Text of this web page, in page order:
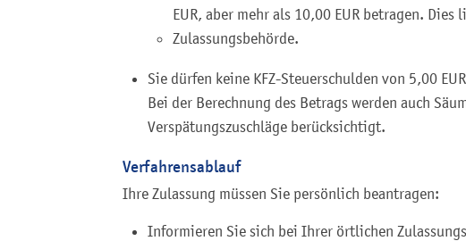
EUR, aber mehr als 10,00 EUR betragen. Dies
Zulassungsbehörde.
Sie dürfen keine KFZ-Steuerschulden von 5,00
Bei der Berechnung des Betrags werden auch
Verspätungszuschläge berücksichtigt.
Verfahrensablauf
Ihre Zulassung müssen Sie persönlich beantragen:
Informieren Sie sich bei Ihrer örtlichen